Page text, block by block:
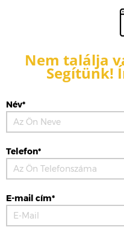
Nem találja
Segítünk!
Név*
Telefon*
E-mail cím*